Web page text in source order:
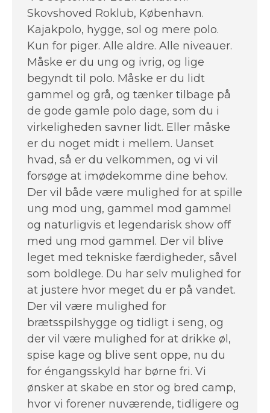
Skovshoved Roklub, København.
Kajakpolo, hygge, sol og mere polo.
Kun for piger. Alle aldre. Alle niveauer.
Måske er du ung og ivrig, og lige
begyndt til polo. Måske er du lidt
gammel og grå, og tænker tilbage på
de gode gamle polo dage, som du i
virkeligheden savner lidt. Eller måske
er du noget midt i mellem. Uanset
hvad, så er du velkommen, og vi vil
forsøge at imødekomme dine behov.
Der vil både være mulighed for at spille
ung mod ung, gammel mod gammel
og naturligvis et legendarisk show off
med ung mod gammel. Der vil blive
leget med tekniske færdigheder, såvel
som boldlege. Du har selv mulighed for
at justere hvor meget du er på vandet.
Der vil være mulighed for
brætsspilshygge og tidligt i seng, og
der vil være mulighed for at drikke øl,
spise kage og blive sent oppe, nu du
for éngangsskyld har børne fri. Vi
ønsker at skabe en stor og bred camp,
hvor vi forener nuværende, tidligere og